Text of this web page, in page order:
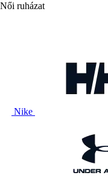
Női ruházat
Nike